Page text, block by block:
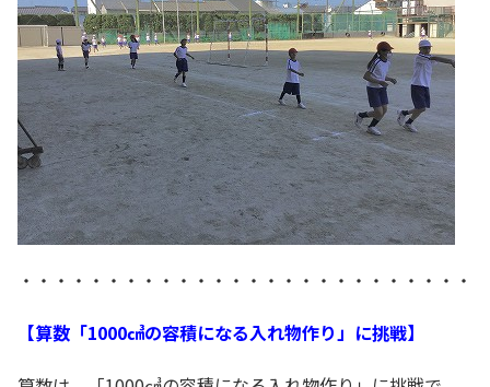
・・・・・・・・・・・・・・・・・・・・・・・・・・
【算数「1000㎤の容積になる入れ物作り」に挑戦】